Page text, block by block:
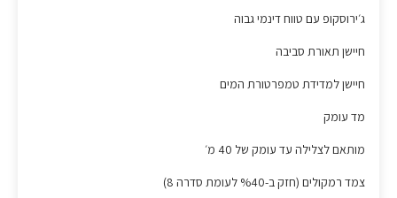
ג׳ירוסקופ עם טווח דינמי גבוה
חיישן תאורת סביבה
חיישן למדידת טמפרטורת המים
מד עומק
מותאם לצלילה עד עומק של 40 מ׳
צמד רמקולים (חזק ב-%40 לעומת סדרה 8)